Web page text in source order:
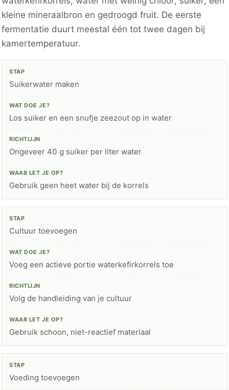
kleine mineraalbron en gedroogd fruit. De eerste
fermentatie duurt meestal één tot twee dagen bij
kamertemperatuur.
Suikerwater maken
Los suiker en een snufje zeezout op in water
Ongeveer 40 g suiker per liter water
Gebruik geen heet water bij de korrels
Cultuur toevoegen
Voeg een actieve portie waterkefirkorrels toe
Volg de handleiding van je cultuur
Gebruik schoon, niet-reactief materiaal
Voeding toevoegen